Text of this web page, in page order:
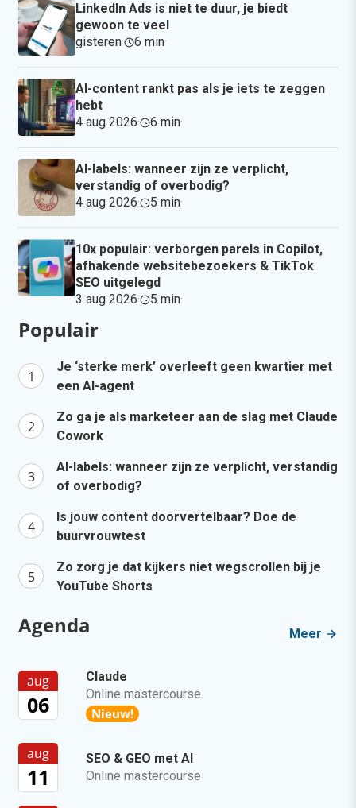
LinkedIn Ads is niet te duur, je biedt
gewoon te veel
gisteren· 6 min·
AI-content rankt pas als je iets te zeggen
hebt
4 aug 2026· 6 min·
AI-labels: wanneer zijn ze verplicht,
verstandig of overbodig?
4 aug 2026· 5 min·
10x populair: verborgen parels in Copilot,
afhakende websitebezoekers & TikTok
SEO uitgelegd
3 aug 2026· 5 min·
Populair
Je ‘sterke merk’ overleeft geen kwartier met
een AI-agent
Zo ga je als marketeer aan de slag met Claude
Cowork
AI-labels: wanneer zijn ze verplicht, verstandig
of overbodig?
Is jouw content doorvertelbaar? Doe de
buurvrouwtest
Zo zorg je dat kijkers niet wegscrollen bij je
YouTube Shorts
Agenda Meer
aug
06
Claude
Online mastercourse
Nieuw!
aug
11
SEO & GEO met AI
Online mastercourse